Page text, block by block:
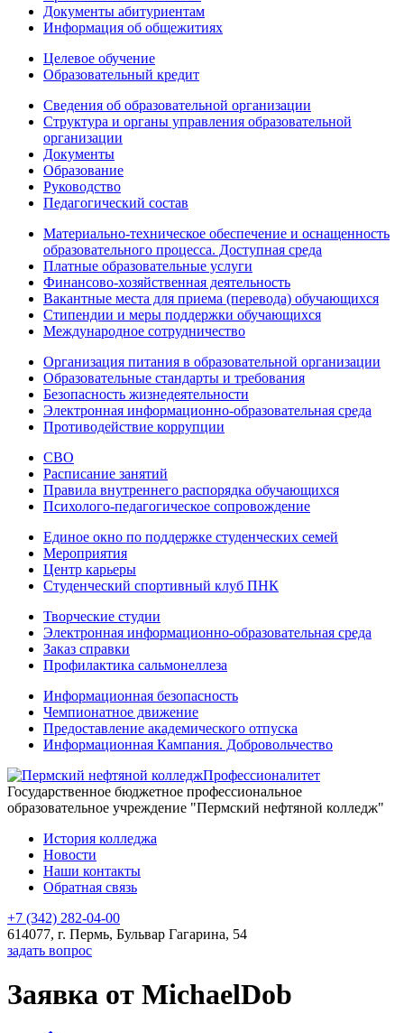
Дoкументы абитуриентам
Информация об общежитиях
Целевое обучение
Образовательный кредит
Сведения об образовательной организации
Структура и органы управления образовательной
организации
Документы
Образование
Руководство
Педагогический состав
Материально-техническое обеспечение и оснащенность
образовательного процесса. Доступная среда
Платные образовательные услуги
Финансово-хозяйственная деятельность
Вакантные места для приема (перевода) обучающихся
Стипендии и меры поддержки обучающихся
Международное сотрудничество
Организация питания в образовательной организации
Образовательные стандарты и требования
Безопасность жизнедеятельности
Электронная информационно-образовательная среда
Противодействие коррупции
СВО
Расписание занятий
Правила внутреннего распорядка обучающихся
Психолого-педагогическое сопровождение
Единое окно по поддержке студенческих семей
Мероприятия
Центр карьеры
Студенческий спортивный клуб ПНК
Творческие студии
Электронная информационно-образовательная среда
Заказ справки
Профилактика сальмонеллеза
Информационная безопасность
Чемпионатное движение
Предоставление академического отпуска
Информационная Кампания. Добровольчество
Профессионалитет
Государственное бюджетное профессиональное
образовательное учреждение "Пермский нефтяной колледж"
История колледжа
Новости
Наши контакты
Обратная связь
+7 (342) 282-04-00
614077, г. Пермь, Бульвар Гагарина, 54
задать вопрос
Заявка от MichaelDob